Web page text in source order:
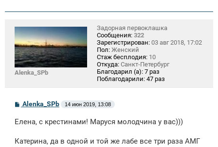
Alenka_SPb
Задорная первоклашка
Сообщения: 322
Зарегистрирован: 03 авг 2018, 17:02
Пол: Женский
Стаж бесплодия: 10
Откуда: Санкт-Петербург
Благодарил (а): 7 раз
Поблагодарили: 47 раз
С
б
н
Alenka_SPb 14 июн 2019, 13:08
Елена, с крестинами! Маруся молодчина у вас)))
Катерина, да в одной и той же лабе все три раза АМГ